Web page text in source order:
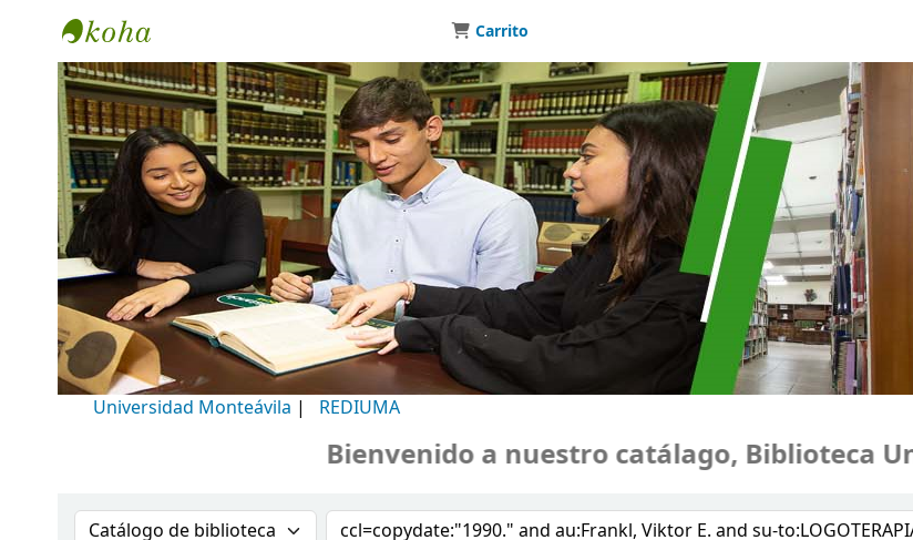
Biblioteca Universidad Monteávila
Carrito
Universidad Monteávila | REDIUMA
Bienvenido a nuestro catálago, Biblioteca
Buscar en el catálogo por:Buscar en el catálogo